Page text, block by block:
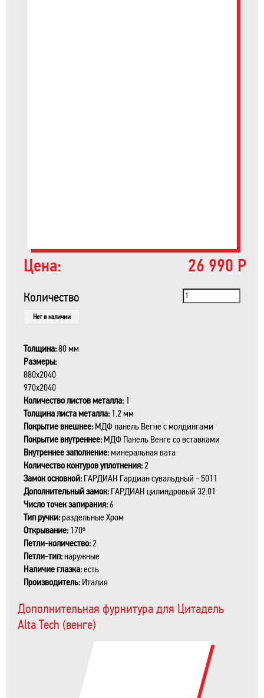
Цена: 26 990 Р
Количество
Нет в наличии
Толщина:80 мм
Размеры:
880x2040
970x2040
Количество листов металла:1
Толщина листа металла:1.2 мм
Покрытие внешнее:МДФ панель Вегне с молдингами
Покрытие внутреннее:МДФ Панель Венге со вставками
Внутреннее заполнение:минеральная вата
Количество контуров уплотнения:2
Замок основной:ГАРДИАН Гардиан сувальдный - 5011
Дополнительный замок:ГАРДИАН цилиндровый 32.01
Число точек запирания:6
Тип ручки:раздельные Xром
Открывание:170º
Петли-количество:2
Петли-тип:наружные
Наличие глазка:есть
Производитель:Италия
Дополнительная фурнитура для Цитадель
Alta Tech (венге)